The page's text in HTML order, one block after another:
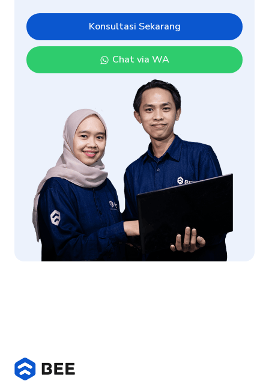
Konsultasi Sekarang
Chat via WA